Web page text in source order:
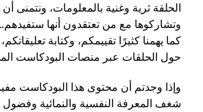
الحلقة ثرية وغنية بالمعلومات، ونتمنى أن
وتشاركوها مع من تعتقدون أنها
كما يهمنا كثيرًا تقييمكم، وكتابة
حول الحلقات عبر منصات البودكاست
وإذا وجدتم أن محتوى هذا البودكاست
شغف المعرفة النفسية والنمائية